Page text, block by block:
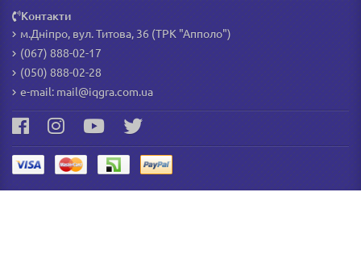
Контакти
м.Дніпро, вул. Титова, 36 (ТРК "Апполо")
(067) 888-02-17
(050) 888-02-28
e-mail:mail@iqgra.com.ua